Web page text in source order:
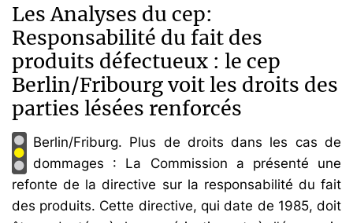
Les Analyses du cep:
Responsabilité du fait des
produits défectueux : le cep
Berlin/Fribourg voit les droits des
parties lésées renforcés
Berlin/Friburg. Plus de droits dans les cas de
dommages : La Commission a présenté une
refonte de la directive sur la responsabilité du fait
des produits. Cette directive, qui date de 1985, doit